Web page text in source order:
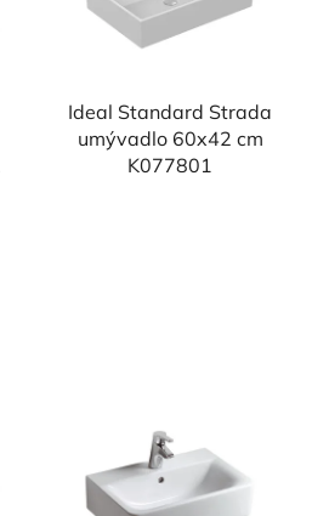
Ideal Standard Strada
umývadlo 60x42 cm
K077801